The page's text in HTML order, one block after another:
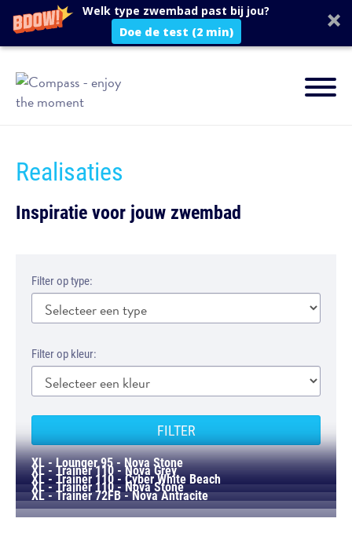
Welk type zwembad past bij jou?
Doe de test (2 min)
Realisaties
Inspiratie voor jouw zwembad
Filter op type:
Filter op kleur:
FILTER
XL - Lounger 95 - Nova Stone
XL - Trainer 110 - Nova Grey
XL - Trainer 110 - Cyber White Beach
XL - Trainer 110 - Nova Stone
XL - Trainer 72FB - Nova Antracite